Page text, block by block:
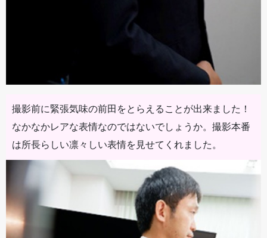
撮影前に緊張気味の前田をとらえることが出来ました！
なかなかレアな表情なのではないでしょうか。撮影本番
は所長らしい凛々しい表情を見せてくれました。